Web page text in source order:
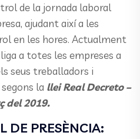
de la jornada laboral
ajudant així a les
en les hores. Actualment
a totes les empreses a
seus treballadors i
la llei Real Decreto –
del 2019.
DE PRESÈNCIA: